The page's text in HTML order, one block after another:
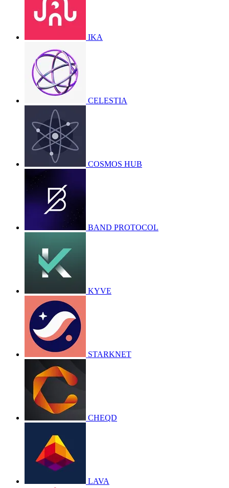
IKA
CELESTIA
COSMOS HUB
BAND PROTOCOL
KYVE
STARKNET
CHEQD
LAVA